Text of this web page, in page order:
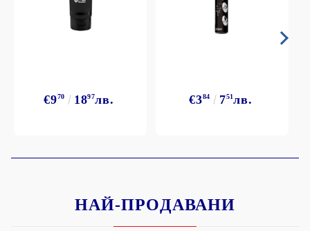
€970 1897лв. €384 751лв.
НАЙ-ПРОДАВАНИ